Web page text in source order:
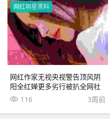
网红明星黑料
网红作家无视央视警告顶风阴
阳全红婵更多劣行被扒全网社
死 116 3周前